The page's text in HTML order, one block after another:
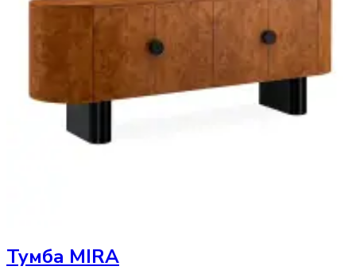
Тумба MIRA